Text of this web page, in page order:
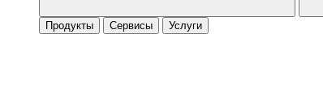
Продукты Сервисы Услуги